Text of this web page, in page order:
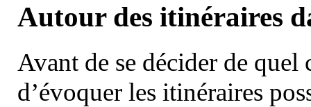
Autour des itinéraires
Avant de se décider de
d’évoquer les itinéraires